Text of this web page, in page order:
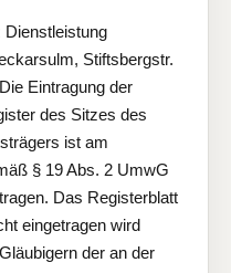
Dienstleistung
Stiftsbergstr.
Eintragung der
des Sitzes des
ist am
§ 19 Abs. 2 UmwG
Das Registerblatt
eingetragen wird
der an der